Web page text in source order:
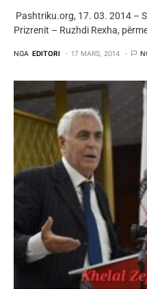
Pashtriku.org, 17. 03. 2014 –
Prizrenit – Ruzhdi Rexha,
NGA EDITORI 17 MARS, 2014